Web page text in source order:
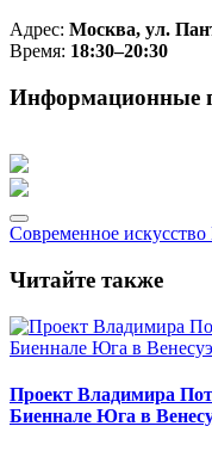
Адрес: Москва, ул.
Время: 18:30–20:30
Информационные
Современное искусство
Читайте также
Проект Владимира
Биеннале Юга в